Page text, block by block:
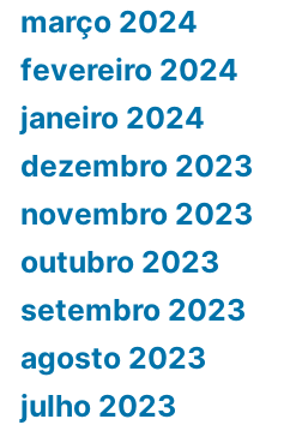
março 2024
fevereiro 2024
janeiro 2024
dezembro 2023
novembro 2023
outubro 2023
setembro 2023
agosto 2023
julho 2023